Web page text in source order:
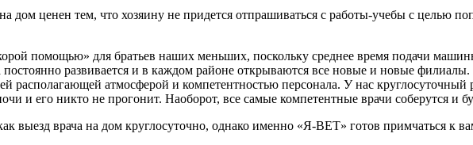
дом ценен тем, что хозяину не придется отпрашиваться с работы-учебы с целью
помощью» для братьев наших меньших, поскольку среднее время подачи
развивается и в каждом районе открываются все новые и новые
располагающей атмосферой и компетентностью персонала. У нас круглосуточный
его никто не прогонит. Наоборот, все самые компетентные врачи соберутся и
выезд врача на дом круглосуточно, однако именно «Я-ВЕТ» готов примчаться к